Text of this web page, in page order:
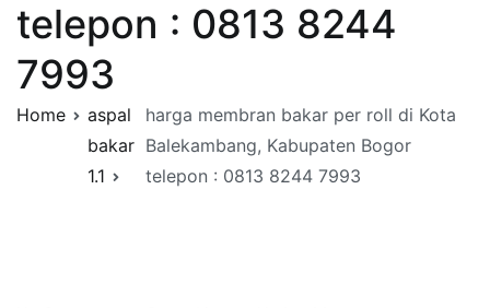
telepon : 0813 8244
7993
Home
aspal
bakar
1.1
harga membran bakar per roll di Kota
Balekambang, Kabupaten Bogor
telepon : 0813 8244 7993